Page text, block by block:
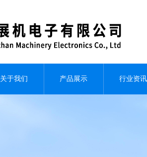
关于我们 产品展示 行业资讯